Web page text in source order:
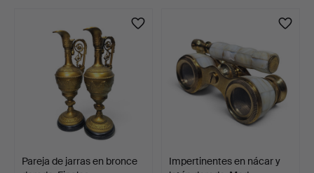
Pareja de jarras en bronce
Impertinentes en nácar y